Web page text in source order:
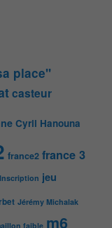
place"
casteur
Cyril Hanouna
france2 france 3
Inscription jeu
Jérémy Michalak
faible m6